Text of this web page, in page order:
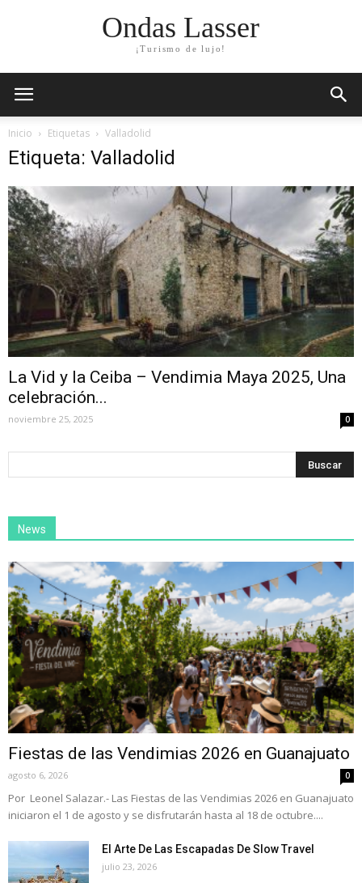
Ondas Lasser
¡Turismo de lujo!
Inicio Etiquetas Valladolid
Etiqueta: Valladolid
La Vid y la Ceiba – Vendimia Maya 2025, Una
celebración...
noviembre 25, 2025 0
News
Fiestas de las Vendimias 2026 en Guanajuato
agosto 6, 2026 0
Por Leonel Salazar.- Las Fiestas de las Vendimias 2026 en Guanajuato
iniciaron el 1 de agosto y se disfrutarán hasta al 18 de octubre....
El Arte De Las Escapadas De Slow Travel
julio 23, 2026